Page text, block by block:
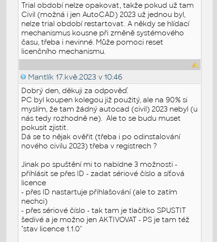
Trial období nelze opakovat, takže pokud už tam
Civil (možná i jen AutoCAD) 2023 už jednou byl,
nelze trial období restartovat. A někdy se hlídací
mechanismus kousne při změně systémového
času, třeba i nevinné. Může pomoci reset
licenčního mechanismu.
Mantlík 17.kvě.2023 v 10:46
Dobrý den, děkuji za odpověď.
PC byl koupen kolegou již použitý, ale na 90% si
myslím, že tam žádný autocad (civil) 2023 nebyl (u
nás tedy rozhodně ne). Ale to se budu muset
pokusit zjistit.
Dá se to nějak ověřit (třeba i po odinstalování
nového civilu 2023) třeba v registrech ?
Jinak po spuštění mi to nabídne 3 možnosti -
přihlásit se přes ID - zadat sériové číslo a síťová
licence
- přes ID nastartuje přihlašování (ale to zatím
nechci)
- přes sériové číslo - tak tam je tlačítko SPUSTIT
šedivé a je možno jen AKTIVOVAT - PS je tam též
"stav licence 1.1.0"